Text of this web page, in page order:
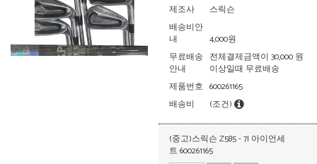
제조사
스릭슨
배송비안
내
4,000원
무료배송
안내
전체결제금액이 30,000 원
이상일때 무료배송
제품번호 600261165
배송비
(조건)
(중고)스릭슨 Z585 - 7I 아이언세
트 600261165